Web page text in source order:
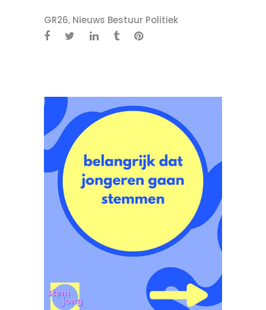
GR26, Nieuws Bestuur Politiek